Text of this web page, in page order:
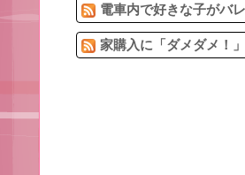
電車内で好きな子がバ
家購入に「ダメダメ！